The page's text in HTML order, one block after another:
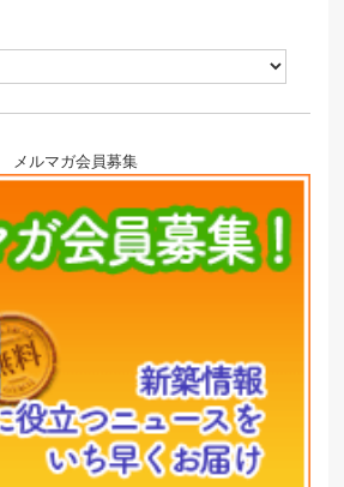
メルマガ会員募集